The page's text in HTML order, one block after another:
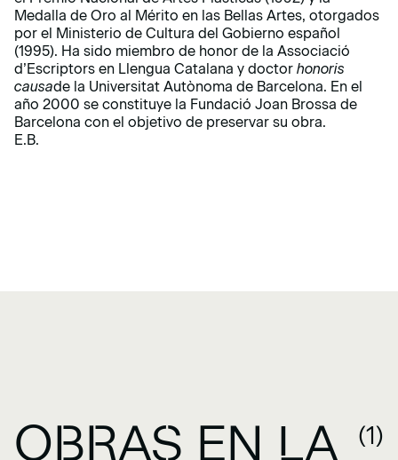
Medalla de Oro al Mérito en las Bellas Artes, otorgados
por el Ministerio de Cultura del Gobierno español
(1995). Ha sido miembro de honor de la Associació
d’Escriptors en Llengua Catalana y doctor honoris
causade la Universitat Autònoma de Barcelona. En el
año 2000 se constituye la Fundació Joan Brossa de
Barcelona con el objetivo de preservar su obra.
E.B.
OBRAS EN LA (1)